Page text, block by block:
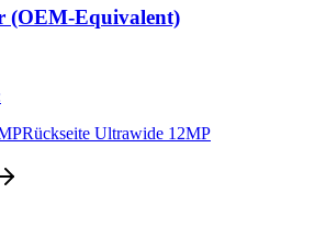
(OEM-Equivalent)
Rückseite Ultrawide 12MP